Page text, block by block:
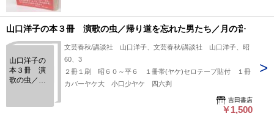
山口洋子の本３冊 演歌の虫／帰り道を忘れた男たち／月の音
山口洋子の
本３冊 演
歌の虫／帰
月の音
文芸春秋/講談社 山口洋子、文芸春秋/講談社 山口洋子、昭
60、3
２冊１刷 昭６０～平６ １冊帯(ヤケ)セロテープ貼付 １冊
カバーヤケ大 小口少ヤケ 四六判
吉田書店
￥1,500